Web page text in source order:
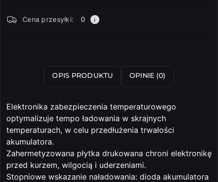
i
Cena przesyłki: 0
OPIS PRODUKTU OPINIE (0)
Elektronika zabezpieczenia temperaturowego
optymalizuje tempo ładowania w skrajnych
temperaturach, w celu przedłużenia trwałości
akumulatora.
Zahermetyzowana płytka drukowana chroni elektronikę
przed kurzem, wilgocią i uderzeniami.
Stopniowe wskazanie naładowania: dioda akumulatora